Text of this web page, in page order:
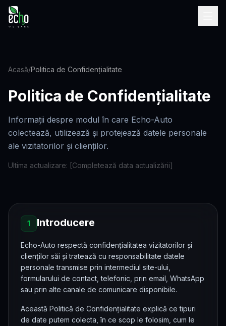
Programează-te
Acasă/Politica de Confidențialitate
Politica de Confidențialitate
Informații despre modul în care Echo-Auto
colectează, utilizează și protejează datele personale
ale vizitatorilor și clienților.
Ultima actualizare: [Completează data actualizării]
1 Introducere
Echo-Auto respectă confidențialitatea vizitatorilor și
clienților săi și tratează cu responsabilitate datele
personale transmise prin intermediul site-ului,
formularului de contact, telefonic, prin email, WhatsApp
sau prin alte canale de comunicare disponibile.
Această Politică de Confidențialitate explică ce tipuri
de date putem colecta, în ce scop le folosim, cum le